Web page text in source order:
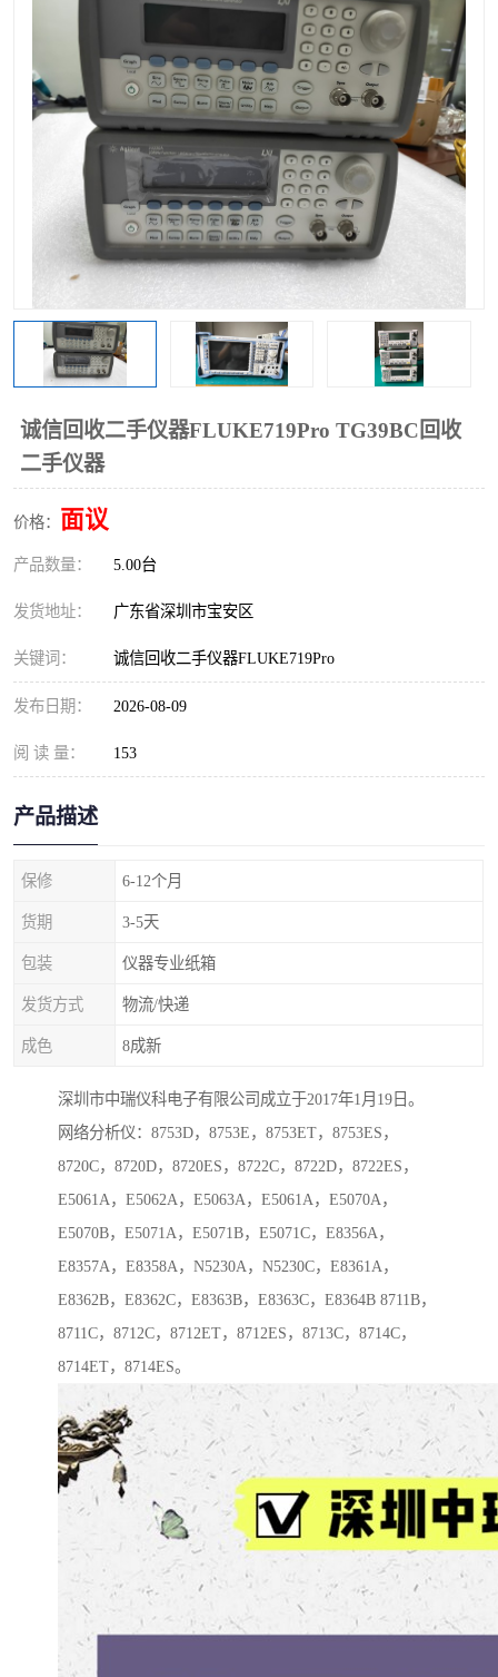
诚信回收二手仪器FLUKE719Pro TG39BC回收
二手仪器
价格： 面议
产品数量： 5.00台
发货地址： 广东省深圳市宝安区
关键词： 诚信回收二手仪器FLUKE719Pro
发布日期： 2026-08-09
阅 读 量： 153
产品描述
保修 6-12个月
货期 3-5天
包装 仪器专业纸箱
发货方式 物流/快递
成色 8成新
深圳市中瑞仪科电子有限公司成立于2017年1月19日。
网络分析仪：8753D，8753E，8753ET，8753ES，
8720C，8720D，8720ES，8722C，8722D，8722ES，
E5061A，E5062A，E5063A，E5061A，E5070A，
E5070B，E5071A，E5071B，E5071C，E8356A，
E8357A，E8358A，N5230A，N5230C，E8361A，
E8362B，E8362C，E8363B，E8363C，E8364B 8711B，
8711C，8712C，8712ET，8712ES，8713C，8714C，
8714ET，8714ES。